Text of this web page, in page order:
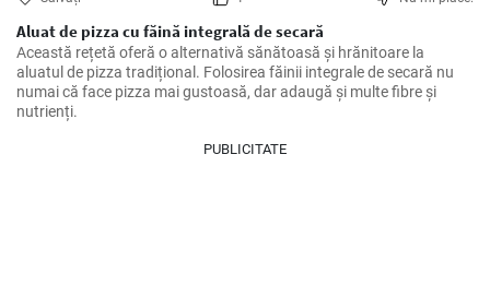
Aluat de pizza cu făină integrală de secară
Această rețetă oferă o alternativă sănătoasă şi hrănitoare la
aluatul de pizza tradițional. Folosirea făinii integrale de secară nu
numai că face pizza mai gustoasă, dar adaugă și multe fibre și
nutrienți.
PUBLICITATE